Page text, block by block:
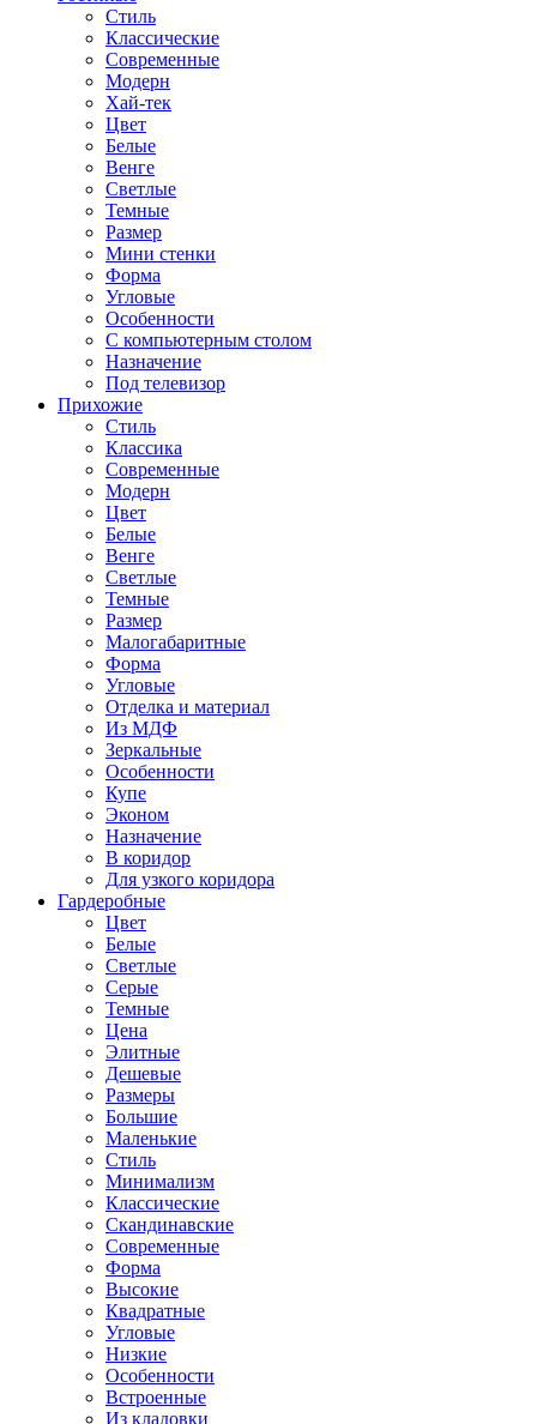
Стиль
Классические
Современные
Модерн
Хай-тек
Цвет
Белые
Венге
Светлые
Темные
Размер
Мини стенки
Форма
Угловые
Особенности
С компьютерным столом
Назначение
Под телевизор
Прихожие
Стиль
Классика
Современные
Модерн
Цвет
Белые
Венге
Светлые
Темные
Размер
Малогабаритные
Форма
Угловые
Отделка и материал
Из МДФ
Зеркальные
Особенности
Купе
Эконом
Назначение
В коридор
Для узкого коридора
Гардеробные
Цвет
Белые
Светлые
Серые
Темные
Цена
Элитные
Дешевые
Размеры
Большие
Маленькие
Стиль
Минимализм
Классические
Скандинавские
Современные
Форма
Высокие
Квадратные
Угловые
Низкие
Особенности
Встроенные
Из кладовки